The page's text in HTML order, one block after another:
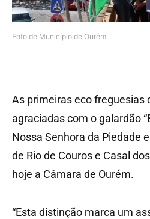
Foto de Município de Ourém
As primeiras eco freguesias
agraciadas com o galardão
Nossa Senhora da Piedade
de Rio de Couros e Casal
hoje a Câmara de Ourém.
“Esta distinção marca um